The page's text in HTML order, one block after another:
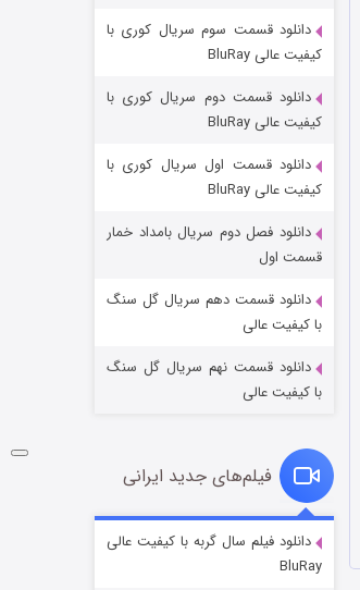
قسمت ۶ (زیرنویس) منتشر شد
فروشگاهی برای قاتلان فصل ۲
قسمت
دانلود قسمت سوم سریال کوری با
کیفیت عالی BluRay
دانلود قسمت دوم سریال کوری با
کیفیت عالی BluRay
دانلود قسمت اول سریال کوری با
کیفیت عالی BluRay
دانلود فصل دوم سریال بامداد خمار
قسمت اول
دانلود قسمت دهم سریال گل سنگ
با کیفیت عالی
دانلود قسمت نهم سریال گل سنگ
با کیفیت عالی
فیلم‌های جدید ایرانی
دانلود فیلم سال گربه با کیفیت عالی
BluRay